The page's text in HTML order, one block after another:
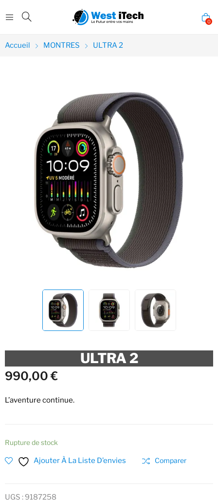
0
Accueil MONTRES ULTRA 2
ULTRA 2
990,00€
L’aventure continue.
Rupture de stock
Ajouter À La Liste D’envies Comparer
UGS : 9187258